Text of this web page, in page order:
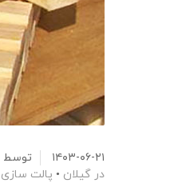
۱۴۰۳-۰۶-۲۱ توسط
در گیلان • پالت سازی